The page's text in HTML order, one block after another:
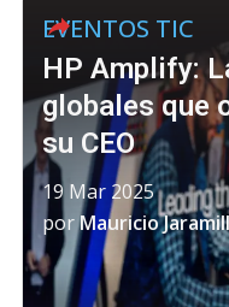
EVENTOS TIC
HP Amplify:
globales que
su CEO
19 Mar 2025
porMauricio